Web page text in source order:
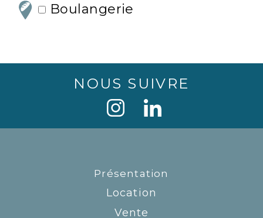
Boulangerie
NOUS SUIVRE
Présentation
Location
Vente